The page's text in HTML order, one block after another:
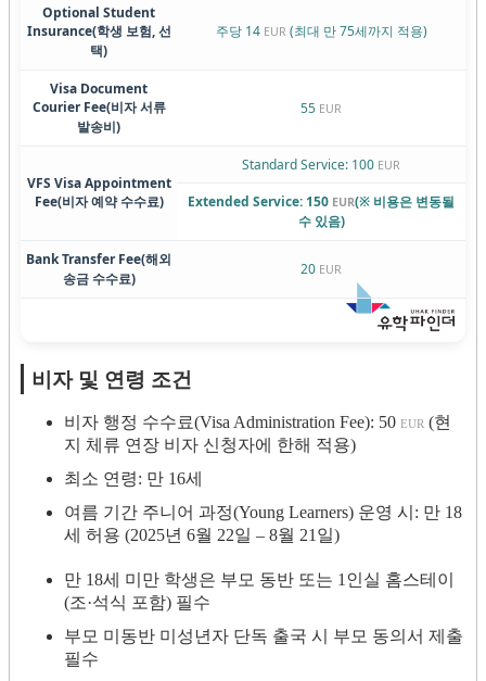
Optional Student
Insurance(학생 보험, 선
택)
주당 14 EUR (최대 만 75세까지 적용)
Visa Document
Courier Fee(비자 서류
발송비)
55 EUR
VFS Visa Appointment
Fee(비자 예약 수수료)
Standard Service: 100 EUR
Extended Service: 150 EUR(※ 비용은 변동될
수 있음)
Bank Transfer Fee(해외
송금 수수료)
20 EUR
비자 및 연령 조건
비자 행정 수수료(Visa Administration Fee): 50 EUR (현
지 체류 연장 비자 신청자에 한해 적용)
최소 연령: 만 16세
여름 기간 주니어 과정(Young Learners) 운영 시: 만 18
세 허용 (2025년 6월 22일 – 8월 21일)
만 18세 미만 학생은 부모 동반 또는 1인실 홈스테이
(조·석식 포함) 필수
부모 미동반 미성년자 단독 출국 시 부모 동의서 제출
필수